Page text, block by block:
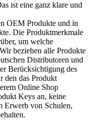
ist eine ganz klare und
OEM Produkte und in
Die Produktmerkmale
um welche
beziehen alle Produkte
Distributoren und
Berücksichtigung des
den das Produkt
Online Shop
Keys an, keine
Erwerb von Schulen,